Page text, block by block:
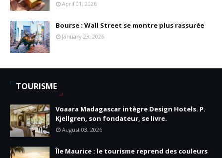
April 01, 2026
Bourse : Wall Street se montre plus rassurée
January 23, 2026
TOURISME
Voaara Madagascar intègre Design Hotels. P.
Kjellgren, son fondateur, se livre.
August 03, 2026
Île Maurice : le tourisme reprend des couleurs